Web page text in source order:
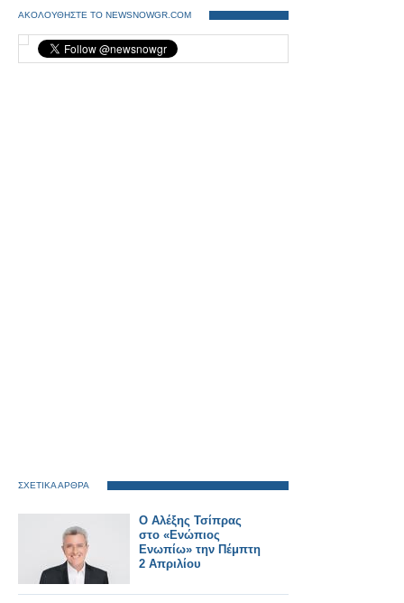
ΑΚΟΛΟΥΘΗΣΤΕ ΤΟ NEWSNOWGR.COM
ΣΧΕΤΙΚΑ ΑΡΘΡΑ
O Αλέξης Τσίπρας
στο «Ενώπιος
Ενωπίω» την Πέμπτη
2 Απριλίου